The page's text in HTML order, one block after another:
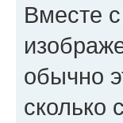
Вместе
обычно
сколько